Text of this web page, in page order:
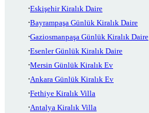
Eskişehir Kiralık Daire
Bayrampaşa Günlük Kiralık Daire
Gaziosmanpaşa Günlük Kiralık Daire
Esenler Günlük Kiralık Daire
Mersin Günlük Kiralık Ev
Ankara Günlük Kiralık Ev
Fethiye Kiralık Villa
Antalya Kiralık Villa